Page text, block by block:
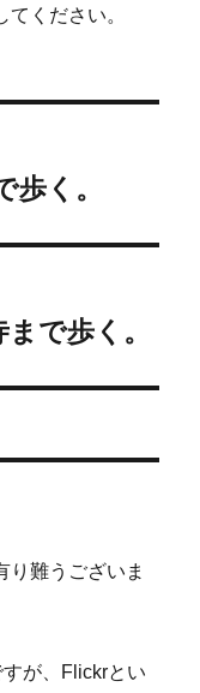
てください。
く。
で歩く。
り難うございま
が、Flickrとい